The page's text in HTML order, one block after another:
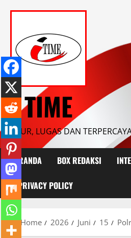
I TIME
JUJUR, LUGAS DAN
BERANDA BOX REDAKSI
PRIVACY POLICY
Home 2026 Juni 15